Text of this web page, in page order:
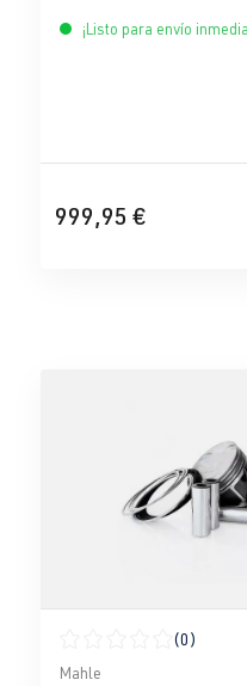
¡Listo para envío
999,95 €
Calificación promedio
(0)
Mahle